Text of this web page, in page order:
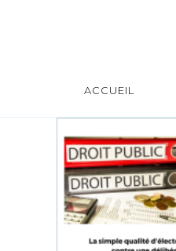
ACCUEIL